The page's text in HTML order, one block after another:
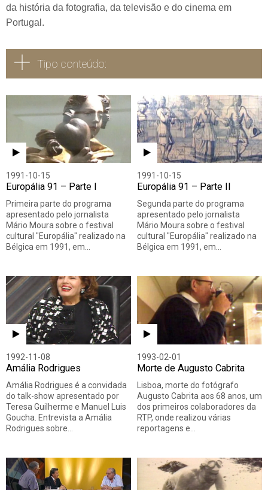
da história da fotografia, da televisão e do cinema em
Portugal.
Tipo conteúdo:
Todos Vídeo Áudio
1991-10-15
Europália 91 – Parte I
Primeira parte do programa
apresentado pelo jornalista
Mário Moura sobre o festival
cultural "Europália" realizado na
Bélgica em 1991, em…
1991-10-15
Europália 91 – Parte II
Segunda parte do programa
apresentado pelo jornalista
Mário Moura sobre o festival
cultural "Europália" realizado na
Bélgica em 1991, em…
1992-11-08
Amália Rodrigues
Amália Rodrigues é a convidada
do talk-show apresentado por
Teresa Guilherme e Manuel Luis
Goucha. Entrevista a Amália
Rodrigues sobre…
1993-02-01
Morte de Augusto Cabrita
Lisboa, morte do fotógrafo
Augusto Cabrita aos 68 anos, um
dos primeiros colaboradores da
RTP, onde realizou várias
reportagens e…